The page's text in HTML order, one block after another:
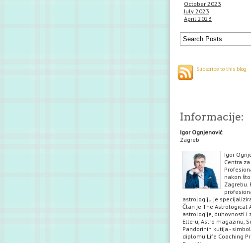
October 2023
July 2023
April 2023
Subscribe to this blog
Informacije:
Igor Ognjenović
Zagreb
Igor
Centra
nakon
Zagrebu.
astrologiju je
Član je The Astrological
astrologije, duhovnosti i
Elle-u, Astro magazinu,
Pandorinih kutija -
diplomu Life Coaching